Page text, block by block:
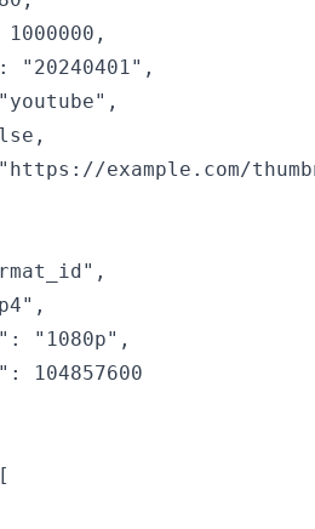
1000000,
"20240401",
example.com/
"1080p",
104857600